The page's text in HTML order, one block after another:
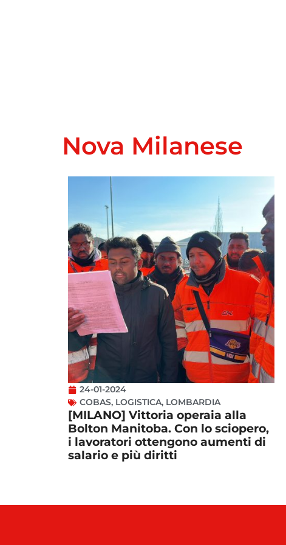
Nova Milanese
24-01-2024
COBAS, LOGISTICA, LOMBARDIA
[MILANO] Vittoria operaia alla
Bolton Manitoba. Con lo sciopero,
i lavoratori ottengono aumenti di
salario e più diritti